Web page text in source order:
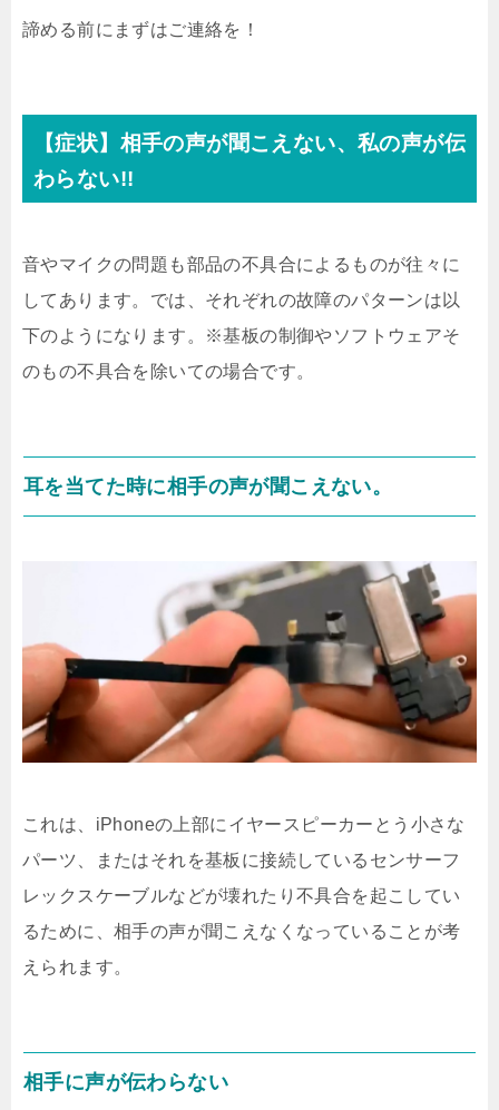
諦める前にまずはご連絡を！
【症状】相手の声が聞こえない、私の声が伝
わらない!!
音やマイクの問題も部品の不具合によるものが往々に
してあります。では、それぞれの故障のパターンは以
下のようになります。※基板の制御やソフトウェアそ
のもの不具合を除いての場合です。
耳を当てた時に相手の声が聞こえない。
これは、iPhoneの上部にイヤースピーカーとう小さな
パーツ、またはそれを基板に接続しているセンサーフ
レックスケーブルなどが壊れたり不具合を起こしてい
るために、相手の声が聞こえなくなっていることが考
えられます。
相手に声が伝わらない